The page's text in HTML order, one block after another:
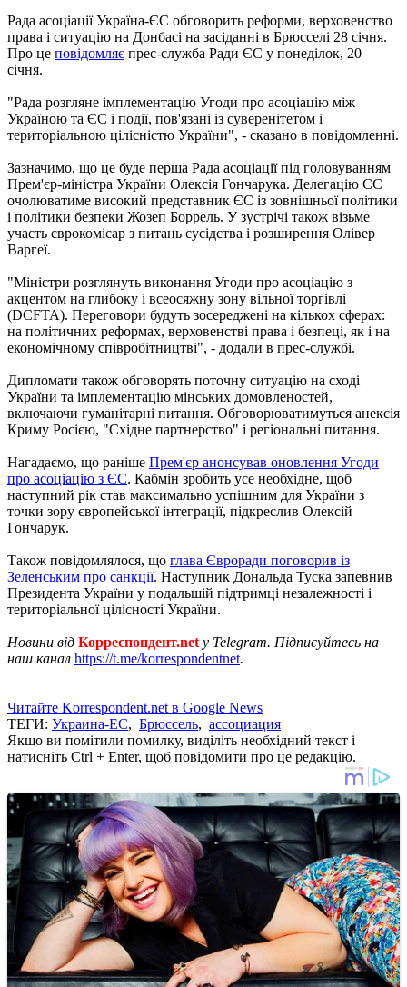
Рада асоціації Україна-ЄС обговорить реформи, верховенство
права і ситуацію на Донбасі на засіданні в Брюсселі 28 січня.
Про це повідомляє прес-служба Ради ЄС у понеділок, 20
січня.
"Рада розгляне імплементацію Угоди про асоціацію між
Україною та ЄС і події, пов'язані із суверенітетом і
територіальною цілісністю України", - сказано в повідомленні.
Зазначимо, що це буде перша Рада асоціації під головуванням
Прем'єр-міністра України Олексія Гончарука. Делегацію ЄС
очолюватиме високий представник ЄС із зовнішньої політики
і політики безпеки Жозеп Боррель. У зустрічі також візьме
участь єврокомісар з питань сусідства і розширення Олівер
Варгеї.
"Міністри розглянуть виконання Угоди про асоціацію з
акцентом на глибоку і всеосяжну зону вільної торгівлі
(DCFTA). Переговори будуть зосереджені на кількох сферах:
на політичних реформах, верховенстві права і безпеці, як і на
економічному співробітництві", - додали в прес-службі.
Дипломати також обговорять поточну ситуацію на сході
України та імплементацію мінських домовленостей,
включаючи гуманітарні питання. Обговорюватимуться анексія
Криму Росією, "Східне партнерство" і регіональні питання.
Нагадаємо, що раніше Прем'єр анонсував оновлення Угоди
про асоціацію з ЄС. Кабмін зробить усе необхідне, щоб
наступний рік став максимально успішним для України з
точки зору європейської інтеграції, підкреслив Олексій
Гончарук.
Також повідомлялося, що глава Євроради поговорив із
Зеленським про санкції. Наступник Дональда Туска запевнив
Президента України у подальшій підтримці незалежності і
територіальної цілісності України.
Новини від Корреспондент.net у Telegram. Підписуйтесь на
наш канал https://t.me/korrespondentnet.
Читайте Korrespondent.net в Google News
ТЕГИ: Украина-ЕС, Брюссель, ассоциация
Якщо ви помітили помилку, виділіть необхідний текст і
натисніть Ctrl + Enter, щоб повідомити про це редакцію.